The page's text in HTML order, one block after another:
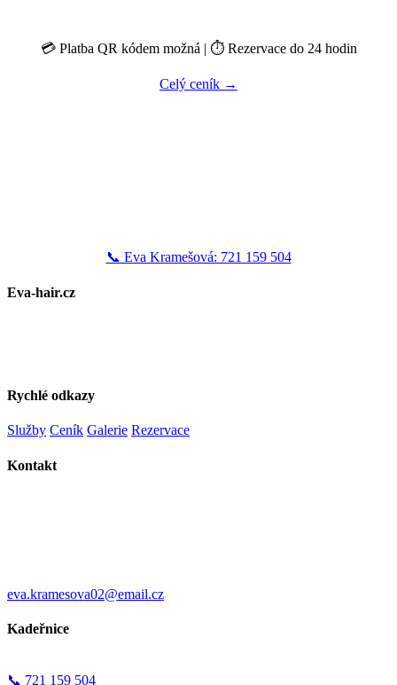
💳 Platba QR kódem možná | ⏱️ Rezervace do 24 hodin
Celý ceník →
📞 Eva Kramešová: 721 159 504
Eva-hair.cz
Rychlé odkazy
Služby Ceník Galerie Rezervace
Kontakt
eva.kramesova02@email.cz
Kadeřnice
📞 721 159 504